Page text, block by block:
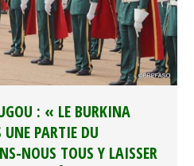
: « LE BURKINA
UNE PARTIE DU
NOUS TOUS Y LAISSER